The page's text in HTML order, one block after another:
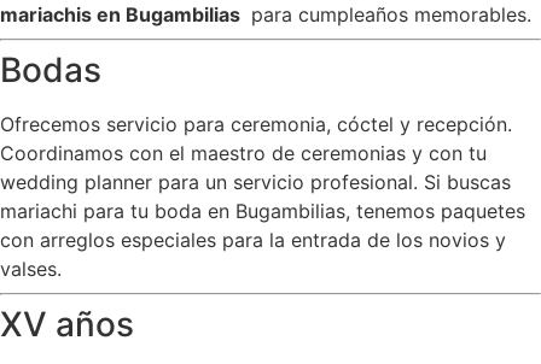
mariachis en Bugambilias para cumpleaños memorables.
Bodas
Ofrecemos servicio para ceremonia, cóctel y recepción.
Coordinamos con el maestro de ceremonias y con tu
wedding planner para un servicio profesional. Si buscas
mariachi para tu boda en Bugambilias, tenemos paquetes
con arreglos especiales para la entrada de los novios y
valses.
XV años